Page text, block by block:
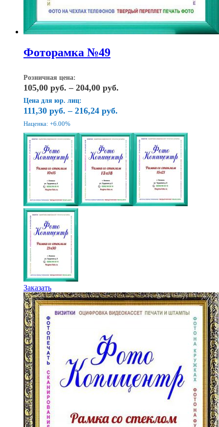
Фоторамка №49
Розничная цена:
105,00 руб. – 204,00 руб.
204,00
руб.
Цена для юр. лиц:
111,30 руб. – 216,24 руб.
Наценка: +6.00%
ЗаказатьЭтот
товар
имеет
несколько
вариаций.
на
странице
товара.